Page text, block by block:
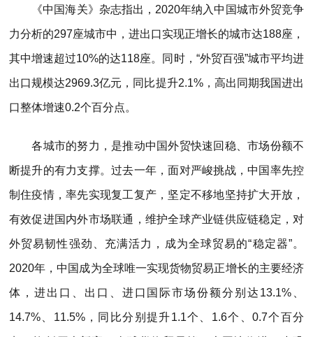
《中国海关》杂志指出，2020年纳入中国城市外贸竞争
力分析的297座城市中，进出口实现正增长的城市达188座，
其中增速超过10%的达118座。同时，“外贸百强”城市平均进
出口规模达2969.3亿元，同比提升2.1%，高出同期我国进出
口整体增速0.2个百分点。
各城市的努力，是推动中国外贸快速回稳、市场份额不
断提升的有力支撑。过去一年，面对严峻挑战，中国率先控
制住疫情，率先实现复工复产，坚定不移地坚持扩大开放，
有效促进国内外市场联通，维护全球产业链供应链稳定，对
外贸易韧性强劲、充满活力，成为全球贸易的“稳定器”。
2020年，中国成为全球唯一实现货物贸易正增长的主要经济
体，进出口、出口、进口国际市场份额分别达13.1%、
14.7%、11.5%，同比分别提升1.1个、1.6个、0.7个百分